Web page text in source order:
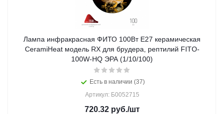
Лампа инфракрасная ФИТО 100Вт Е27 керамическая
CeramiHeat модель RX для брудера, рептилий FITO-
100W-НQ ЭРА (1/10/100)
Есть в наличии (37)
Артикул: Б0052715
720.32руб./шт